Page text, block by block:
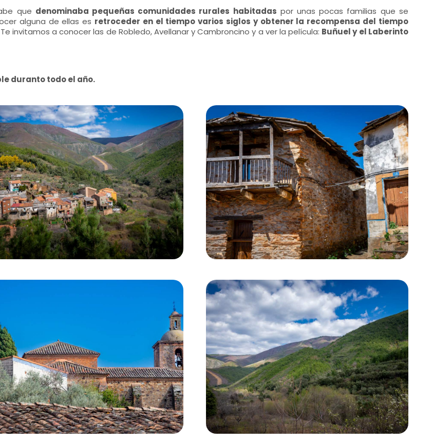
que denominaba pequeñas comunidades rurales habitadas por unas pocas familias que se
alguna de ellas es retroceder en el tiempo varios siglos y obtener la recompensa del tiempo
invitamos a conocer las de Robledo, Avellanar y Cambroncino y a ver la película: Buñuel y el Laberinto
duranto todo el año.